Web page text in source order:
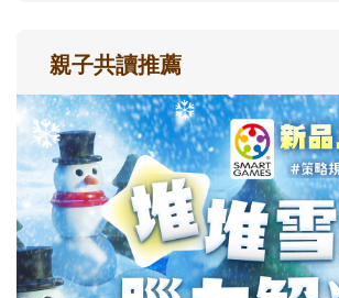
親子共讀推薦
最新活動